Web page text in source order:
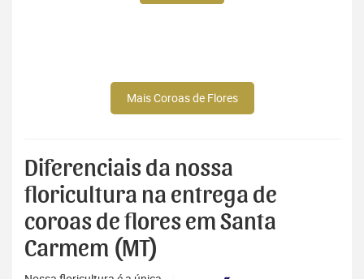
Mais Coroas de Flores
Diferenciais da nossa
floricultura na entrega de
coroas de flores em Santa
Carmem (MT)